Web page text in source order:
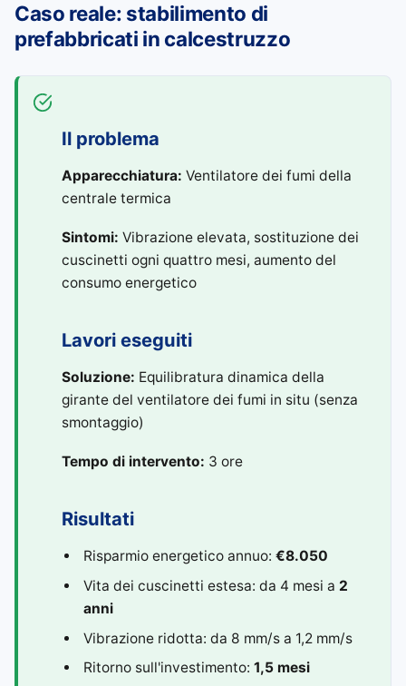
Caso reale: stabilimento di
prefabbricati in calcestruzzo
Il problema
Apparecchiatura: Ventilatore dei fumi della
centrale termica
Sintomi: Vibrazione elevata, sostituzione dei
cuscinetti ogni quattro mesi, aumento del
consumo energetico
Lavori eseguiti
Soluzione: Equilibratura dinamica della
girante del ventilatore dei fumi in situ (senza
smontaggio)
Tempo di intervento: 3 ore
Risultati
Risparmio energetico annuo:€8.050
Vita dei cuscinetti estesa: da 4 mesi a 2
anni
Vibrazione ridotta: da 8 mm/s a 1,2 mm/s
Ritorno sull'investimento:1,5 mesi